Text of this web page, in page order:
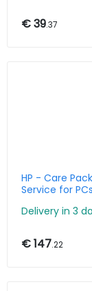
€ 39.37
HP - Care
Service for
Delivery in 3
€ 147.22